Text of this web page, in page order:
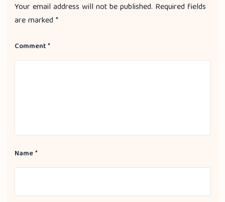
Your email address will not be published. Required fields
are marked *
Comment*
Name*